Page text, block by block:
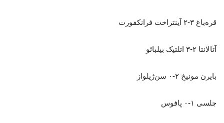
قره‌باغ ۳-۲ آینتراخت فرانکفورت
آتالانتا ۲-۳ اتلتیک بیلبائو
بایرن مونیخ ۲-۰ سن‌ژیلواز
چلسی ۱-۰ پافوس